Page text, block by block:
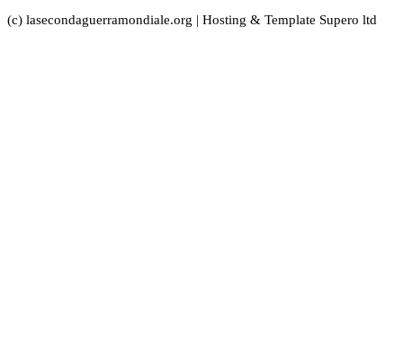
(c) lasecondaguerramondiale.org | Hosting & Template Supero ltd